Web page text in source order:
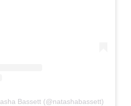
Bassett (@natashabassett)